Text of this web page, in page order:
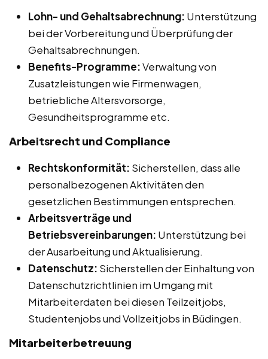
Lohn- und Gehaltsabrechnung: Unterstützung
bei der Vorbereitung und Überprüfung der
Gehaltsabrechnungen.
Benefits-Programme:Verwaltung von
Zusatzleistungen wie Firmenwagen,
betriebliche Altersvorsorge,
Gesundheitsprogramme etc.
Arbeitsrecht und Compliance
Rechtskonformität: Sicherstellen, dass alle
personalbezogenen Aktivitäten den
gesetzlichen Bestimmungen entsprechen.
Arbeitsverträge und
Betriebsvereinbarungen: Unterstützung bei
der Ausarbeitung und Aktualisierung.
Datenschutz: Sicherstellen der Einhaltung von
Datenschutzrichtlinien im Umgang mit
Mitarbeiterdaten bei diesen Teilzeitjobs,
Studentenjobs und Vollzeitjobs in Büdingen.
Mitarbeiterbetreuung